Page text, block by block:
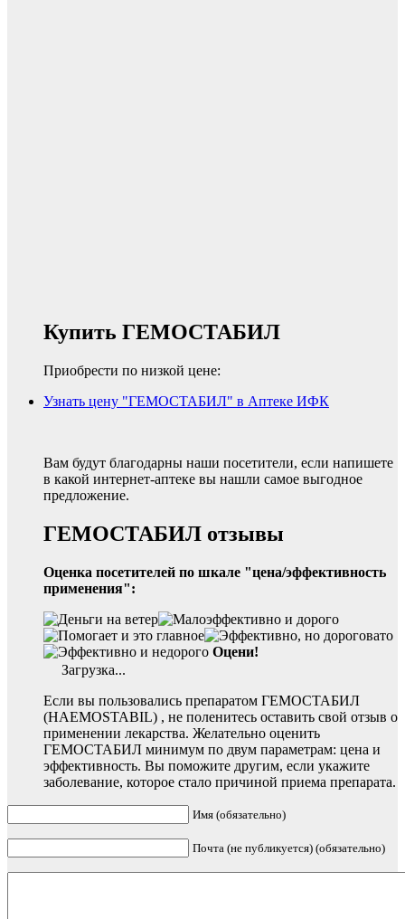
Купить ГЕМОСТАБИЛ
Приобрести по низкой цене:
Узнать цену "ГЕМОСТАБИЛ" в Аптеке ИФК
Вам будут благодарны наши посетители, если напишете
в какой интернет-аптеке вы нашли самое выгодное
предложение.
ГЕМОСТАБИЛ отзывы
Оценка посетителей по шкале "цена/эффективность
применения":
Оцени!
Загрузка...
Если вы пользовались препаратом ГЕМОСТАБИЛ
(HAEMOSTABIL) , не поленитесь оставить свой отзыв о
применении лекарства. Желательно оценить
ГЕМОСТАБИЛ минимум по двум параметрам: цена и
эффективность. Вы поможите другим, если укажите
заболевание, которое стало причиной приема препарата.
Имя (обязательно)
Почта (не публикуется) (обязательно)